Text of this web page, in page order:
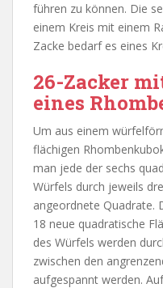
führen zu können. Die
einem Kreis mit einem
Zacke bedarf es eines
26-Zacker
eines
Um aus einem
flächigen
man jede der sechs
Würfels durch jeweils
angeordnete Quadrate.
18 neue quadratische
des Würfels werden
zwischen den
aufgespannt werden.